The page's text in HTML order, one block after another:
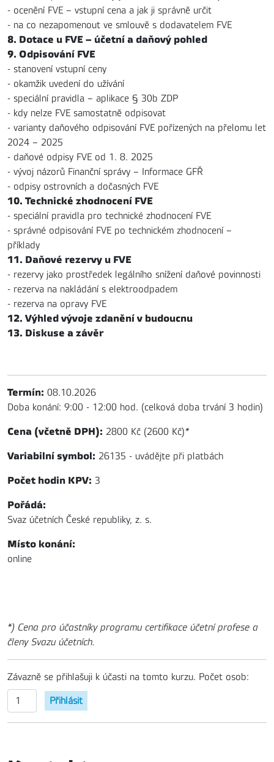
- ocenění FVE – vstupní cena a jak ji správně určit
- na co nezapomenout ve smlouvě s dodavatelem FVE
8. Dotace u FVE – účetní a daňový pohled
9. Odpisování FVE
- stanovení vstupní ceny
- okamžik uvedení do užívání
- speciální pravidla – aplikace § 30b ZDP
- kdy nelze FVE samostatně odpisovat
- varianty daňového odpisování FVE pořízených na přelomu let
2024 – 2025
- daňové odpisy FVE od 1. 8. 2025
- vývoj názorů Finanční správy – Informace GFŘ
- odpisy ostrovních a dočasných FVE
10. Technické zhodnocení FVE
- speciální pravidla pro technické zhodnocení FVE
- správné odpisování FVE po technickém zhodnocení –
příklady
11. Daňové rezervy u FVE
- rezervy jako prostředek legálního snížení daňové povinnosti
- rezerva na nakládání s elektroodpadem
- rezerva na opravy FVE
12. Výhled vývoje zdanění v budoucnu
13. Diskuse a závěr
Termín: 08.10.2026
Doba konání: 9:00 - 12:00 hod. (celková doba trvání 3 hodin)
Cena (včetně DPH): 2800 Kč (2600 Kč)*
Variabilní symbol: 26135 - uvádějte při platbách
Počet hodin KPV: 3
Pořádá:
Svaz účetních České republiky, z. s.
Místo konání:
online
*) Cena pro účastníky programu certifikace účetní profese a
členy Svazu účetních.
Závazně se přihlašuji k účasti na tomto kurzu. Počet osob: